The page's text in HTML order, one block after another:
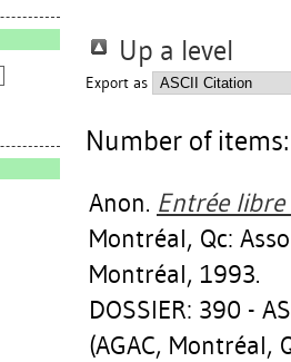
Up a level
Export as
Number of
Anon. Entrée
Montréal, Qc:
Montréal, 1993.
DOSSIER: 390 -
(AGAC, Montréal,